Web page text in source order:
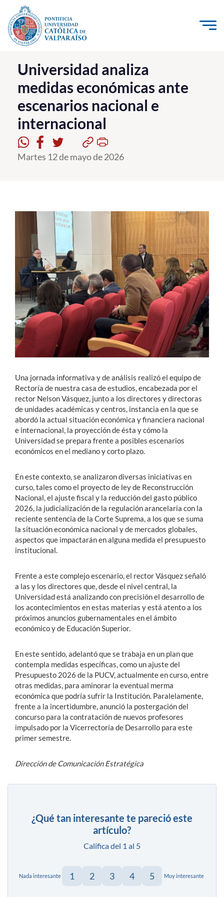
Click acá para ir directamente al contenido
La Universidad
Investigación, Creación e Innovación
PUCV Internacional
Vinculación con el Medio
Admisión
Formación Continua
Estudiantes
Académicos
Funcionarios
Alumni
Universidad analiza
medidas económicas ante
escenarios nacional e
internacional
Martes 12 de mayo de 2026
Una jornada informativa y de análisis realizó el equipo de
Rectoría de nuestra casa de estudios, encabezada por el
rector Nelson Vásquez, junto a los directores y directoras
de unidades académicas y centros, instancia en la que se
abordó la actual situación económica y financiera nacional
e internacional, la proyección de ésta y cómo la
Universidad se prepara frente a posibles escenarios
económicos en el mediano y corto plazo.
En este contexto, se analizaron diversas iniciativas en
curso, tales como el proyecto de ley de Reconstrucción
Nacional, el ajuste fiscal y la reducción del gasto público
2026, la judicialización de la regulación arancelaria con la
reciente sentencia de la Corte Suprema, a los que se suma
la situación económica nacional y de mercados globales,
aspectos que impactarán en alguna medida el presupuesto
institucional.
Frente a este complejo escenario, el rector Vásquez señaló
a las y los directores que, desde el nivel central, la
Universidad está analizando con precisión el desarrollo de
los acontecimientos en estas materias y está atento a los
próximos anuncios gubernamentales en el ámbito
económico y de Educación Superior.
En este sentido, adelantó que se trabaja en un plan que
contempla medidas específicas, como un ajuste del
Presupuesto 2026 de la PUCV, actualmente en curso, entre
otras medidas, para aminorar la eventual merma
económica que podría sufrir la Institución. Paralelamente,
frente a la incertidumbre, anunció la postergación del
concurso para la contratación de nuevos profesores
impulsado por la Vicerrectoría de Desarrollo para este
primer semestre.
Dirección de Comunicación Estratégica
¿Qué tan interesante te pareció este
artículo?
Califica del 1 al 5
Nada interesante 1 2 3 4 5 Muy interesante